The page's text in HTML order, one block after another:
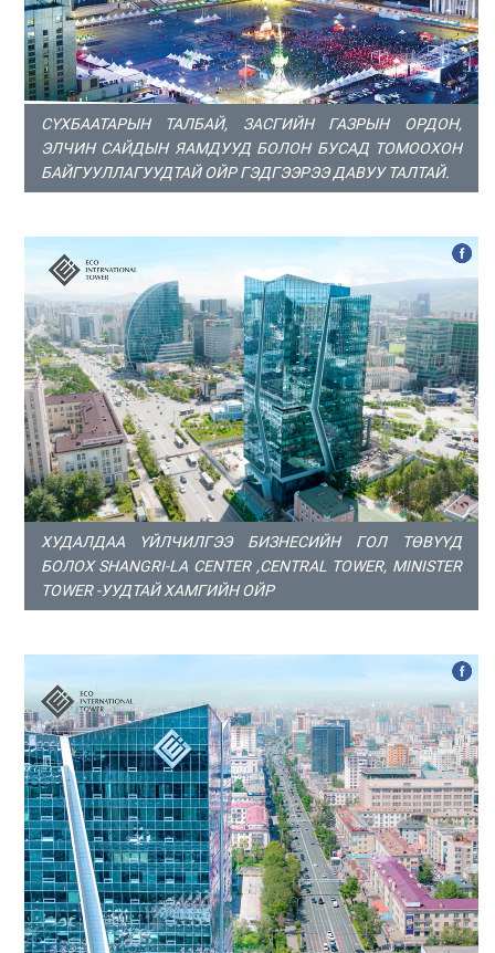
СҮХБААТАРЫН ТАЛБАЙ, ЗАСГИЙН ГАЗРЫН ОРДОН,
ЭЛЧИН САЙДЫН ЯАМДУУД БОЛОН БУСАД ТОМООХОН
БАЙГУУЛЛАГУУДТАЙ ОЙР ГЭДГЭЭРЭЭ ДАВУУ ТАЛТАЙ.
ХУДАЛДАА ҮЙЛЧИЛГЭЭ БИЗНЕСИЙН ГОЛ ТӨВҮҮД
БОЛОХ SHANGRI-LA CENTER ,CENTRAL TOWER, MINISTER
TOWER -УУДТАЙ ХАМГИЙН ОЙР